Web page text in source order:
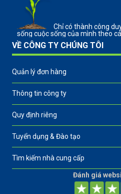
Chỉ có thành công
sống cuộc sống của mình theo
VỀ CÔNG TY CHÚNG TÔI
Quản lý đơn hàng
Thông tin công ty
Quy định riêng
Tuyển dụng & Đào tạo
Tìm kiếm nhà cung cấp
Đánh giá